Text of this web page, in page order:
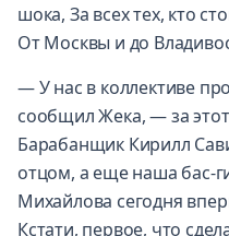
шока, За всех тех, кто
От Москвы и до
— У нас в коллективе
сообщил Жека, — за
Барабанщик Кирилл
отцом, а еще наша бас-
Михайлова сегодня
Кстати, первое, что